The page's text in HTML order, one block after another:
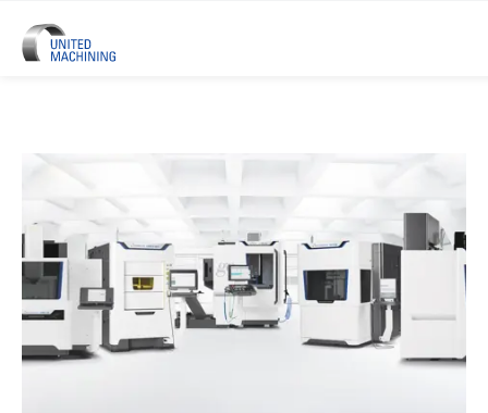
UNITED MACHINING – 6つ